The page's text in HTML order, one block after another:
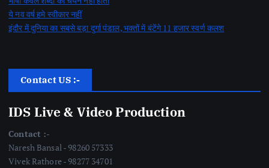
ये नव वर्ष हमे स्वीकार नहीं
इंदौर में दुनिया का सबसे बड़ा दुर्गा पंडाल, भक्तों में बंटेंगे 11 हजार स्वर्ण कलश
Contact US :-
IDS Live & Video Production
Contact :-
Naresh Bansal - 98260 57333
Vivek Rathore - 98277 34701